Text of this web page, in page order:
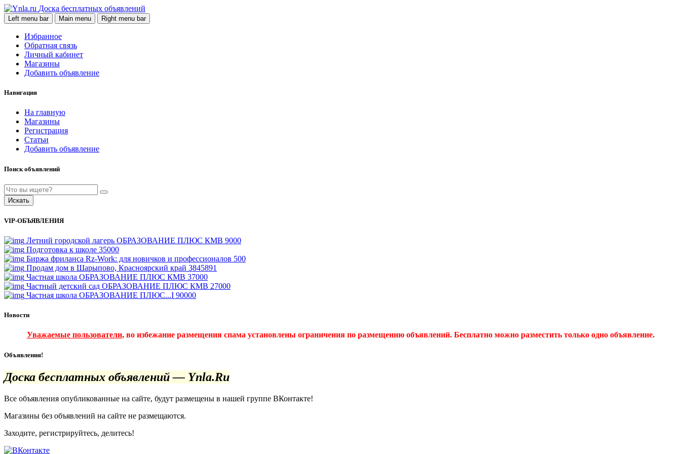
Доска бесплатных объявлений
Left menu bar Main menu Right menu bar
Избранное
Обратная связь
Личный кабинет
Магазины
Добавить объявление
Навигация
На главную
Магазины
Регистрация
Статьи
Добавить объявление
Поиск объявлений
Искать
VIP-ОБЪЯВЛЕНИЯ
Летний городской лагерь ОБРАЗОВАНИЕ ПЛЮС КМВ 9000
Подготовка к школе 35000
Биржа фриланса Rz-Work: для новичков и профессионалов 500
Продам дом в Шарыпово, Красноярский край 3845891
Частная школа ОБРАЗОВАНИЕ ПЛЮС КМВ 37000
Частный детский сад ОБРАЗОВАНИЕ ПЛЮС КМВ 27000
Частная школа ОБРАЗОВАНИЕ ПЛЮС...I 90000
Новости
Уважаемые пользователи, во избежание размещения спама установлены ограничения по размещению объявлений. Бесплатно можно разместить только одно объявление.
Объявления!
Доска бесплатных объявлений — Ynla.Ru
Все объявления опубликованные на сайте, будут размещены в нашей группе ВКонтакте!
Магазины без объявлений на сайте не размещаются.
Заходите, регистрируйтесь, делитесь!